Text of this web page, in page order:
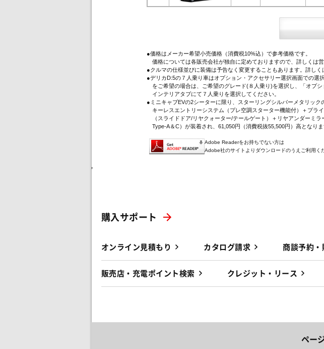
●価格はメーカー希望小売価格（消費税10%込）で参考価格です。
価格については各販売会社が独自に定めておりますので、詳しくは営
●クルマの仕様並びに装備は予告なく変更することもあります。詳しく
●デリカD:5の７人乗り車はオプション・アクセサリー選択画面での選
をご希望の場合は、ご希望のグレード(８人乗り)を選択し、「オプ
インテリアタブにて７人乗りを選択してください。
●ミニキャブEVの2シーターに限り、スターリングシルバーメタリック
キーレスエントリーシステム（プレ空調スターター機能付）＋プライ
（スライドドア/リヤクォーター/テールゲート）＋リヤアンダーミラ
Type-A＆C）が装着され、61,050円（消費税抜55,500円）高となりま
Adobe Readerをお持ちでない方は
Adobe社のサイトよりダウンロードのうえご利用く
'
購入サポート
オンライン見積もり カタログ請求 商談予約・
販売店・充電ポイント検索 クレジット・リース
ペー